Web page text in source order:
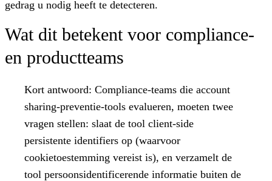
gedrag u nodig heeft te detecteren.
Wat dit betekent voor compliance-
en productteams
Kort antwoord: Compliance-teams die account
sharing-preventie-tools evalueren, moeten twee
vragen stellen: slaat de tool client-side
persistente identifiers op (waarvoor
cookietoestemming vereist is), en verzamelt de
tool persoonsidentificerende informatie buiten de